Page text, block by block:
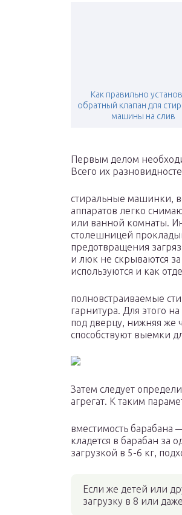
Как правильно
обратный клапан для
машины на слив
Первым делом
Всего их
стиральные машинки,
аппаратов легко
или ванной комнаты.
столешницей
предотвращения
и люк не скрываются
используются и как
полновстраиваемые
гарнитура. Для этого
под дверцу, нижняя же
способствуют выемки
Затем следует
агрегат. К таким
вместимость барабана
кладется в барабан за
загрузкой в 5-6 кг,
Если же детей или
загрузку в 8 или